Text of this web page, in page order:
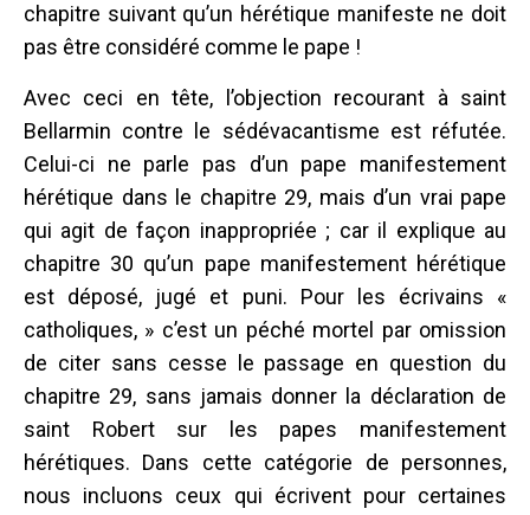
chapitre suivant qu’un hérétique manifeste ne doit
pas être considéré comme le pape !
Avec ceci en tête, l’objection recourant à saint
Bellarmin contre le sédévacantisme est réfutée.
Celui-ci ne parle pas d’un pape manifestement
hérétique dans le chapitre 29, mais d’un vrai pape
qui agit de façon inappropriée ; car il explique au
chapitre 30 qu’un pape manifestement hérétique
est déposé, jugé et puni. Pour les écrivains «
catholiques, » c’est un péché mortel par omission
de citer sans cesse le passage en question du
chapitre 29, sans jamais donner la déclaration de
saint Robert sur les papes manifestement
hérétiques. Dans cette catégorie de personnes,
nous incluons ceux qui écrivent pour certaines